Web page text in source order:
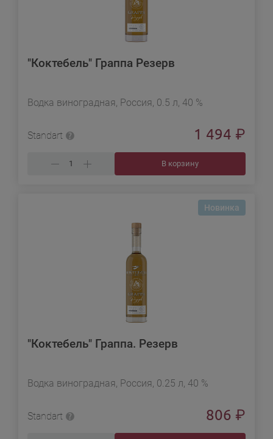
"Коктебель" Граппа Резерв
Водка виноградная, Россия, 0.5 л, 40 %
Standart 1 494 ₽
В корзину
Новинка
"Коктебель" Граппа. Резерв
Водка виноградная, Россия, 0.25 л, 40 %
Standart 806 ₽